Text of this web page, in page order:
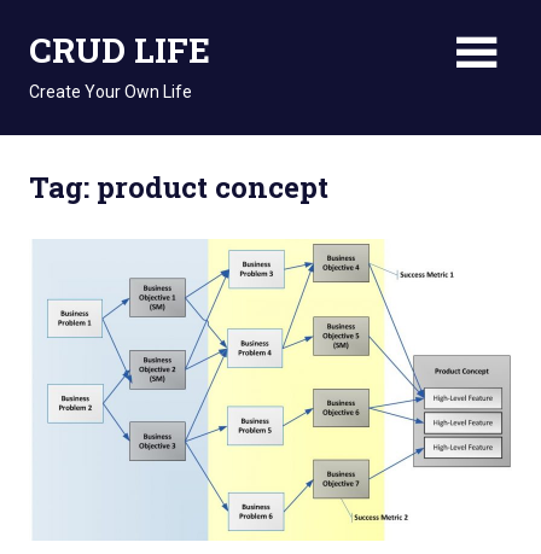
CRUD LIFE
Create Your Own Life
Tag: product concept